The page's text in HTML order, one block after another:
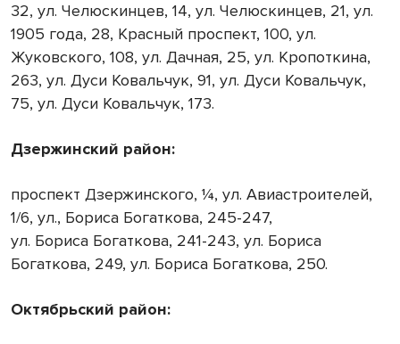
32, ул. Челюскинцев, 14, ул. Челюскинцев, 21, ул.
1905 года, 28, Красный проспект, 100, ул.
Жуковского, 108, ул. Дачная, 25, ул. Кропоткина,
263, ул. Дуси Ковальчук, 91, ул. Дуси Ковальчук,
75, ул. Дуси Ковальчук, 173.
Дзержинский район:
проспект Дзержинского, ¼, ул. Авиастроителей,
1/6, ул., Бориса Богаткова, 245-247,
ул. Бориса Богаткова, 241-243, ул. Бориса
Богаткова, 249, ул. Бориса Богаткова, 250.
Октябрьский район: